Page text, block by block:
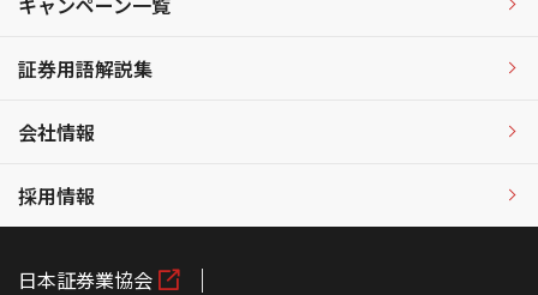
証券用語解説集
会社情報
採用情報
日本証券業協会